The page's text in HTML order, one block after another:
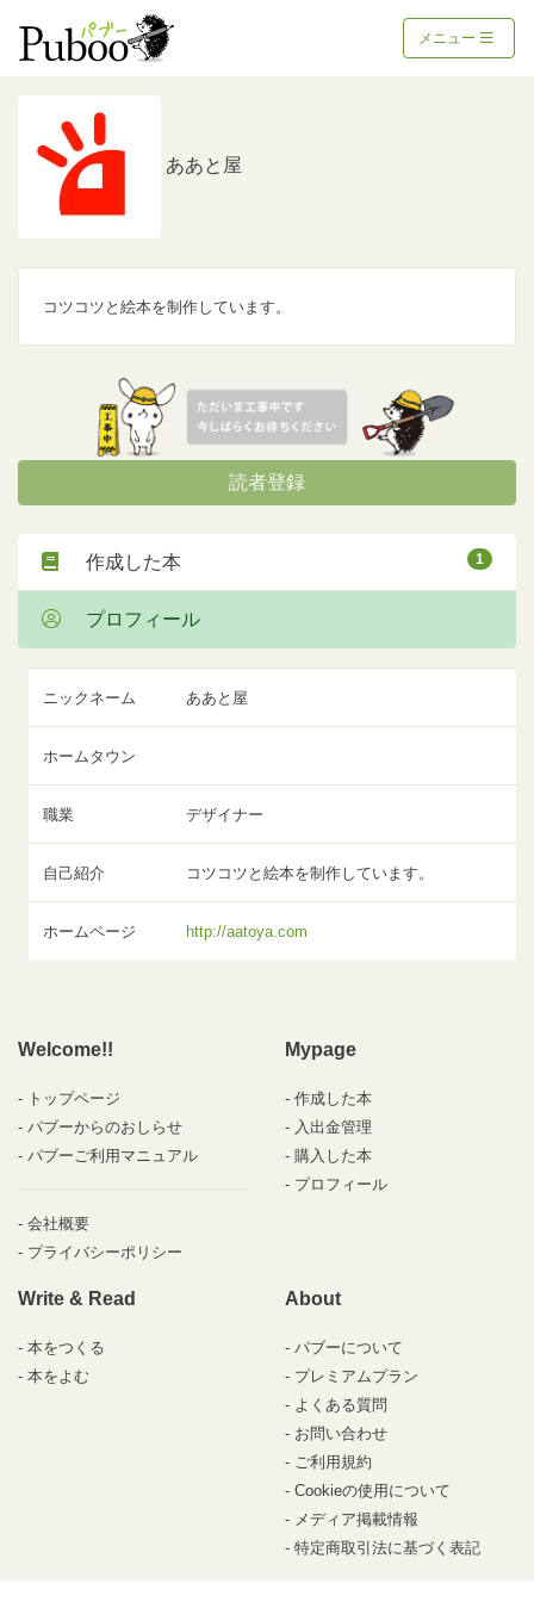
メニュー
ニックネーム ああと屋
ホームタウン
職業 デザイナー
自己紹介 コツコツと絵本を制作しています。
ホームページ http://aatoya.com
ああと屋
コツコツと絵本を制作しています。
読者登録
作成した本 1
プロフィール
Welcome!!
トップページ
パブーからのおしらせ
パブーご利用マニュアル
会社概要
プライバシーポリシー
Mypage
作成した本
入出金管理
購入した本
プロフィール
Write & Read
本をつくる
本をよむ
About
パブーについて
プレミアムプラン
よくある質問
お問い合わせ
ご利用規約
Cookieの使用について
メディア掲載情報
特定商取引法に基づく表記